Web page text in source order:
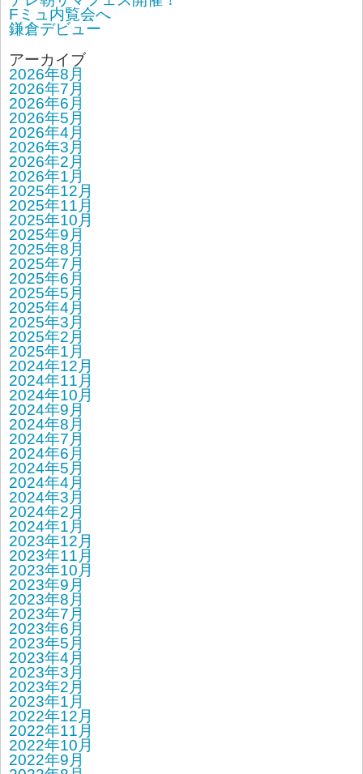
Fミュ内覧会へ
鎌倉デビュー
アーカイブ
2026年8月
2026年7月
2026年6月
2026年5月
2026年4月
2026年3月
2026年2月
2026年1月
2025年12月
2025年11月
2025年10月
2025年9月
2025年8月
2025年7月
2025年6月
2025年5月
2025年4月
2025年3月
2025年2月
2025年1月
2024年12月
2024年11月
2024年10月
2024年9月
2024年8月
2024年7月
2024年6月
2024年5月
2024年4月
2024年3月
2024年2月
2024年1月
2023年12月
2023年11月
2023年10月
2023年9月
2023年8月
2023年7月
2023年6月
2023年5月
2023年4月
2023年3月
2023年2月
2023年1月
2022年12月
2022年11月
2022年10月
2022年9月